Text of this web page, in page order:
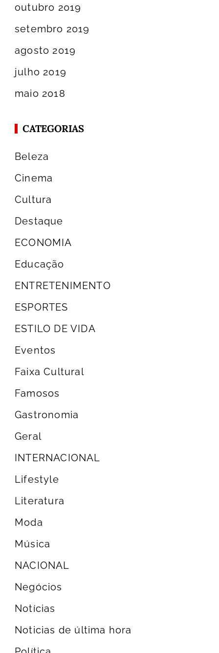
outubro 2019
setembro 2019
agosto 2019
julho 2019
maio 2018
CATEGORIAS
Beleza
Cinema
Cultura
Destaque
ECONOMIA
Educação
ENTRETENIMENTO
ESPORTES
ESTILO DE VIDA
Eventos
Faixa Cultural
Famosos
Gastronomia
Geral
INTERNACIONAL
Lifestyle
Literatura
Moda
Música
NACIONAL
Negócios
Notícias
Noticias de última hora